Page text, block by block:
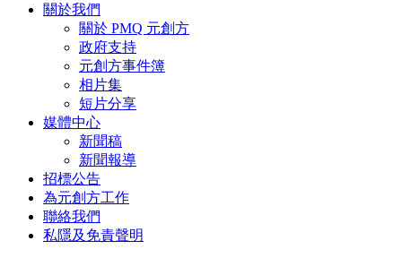
關於我們
關於 PMQ 元創方
政府支持
元創方事件簿
相片集
短片分享
媒體中心
新聞稿
新聞報導
招標公告
為元創方工作
聯絡我們
私隱及免責聲明